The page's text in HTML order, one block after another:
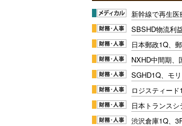
新幹線で再生
SBSHD物流利
日本郵政1Q、
NXHD中間期、
SGHD1Q、モ
ロジスティー
日本トランス
渋沢倉庫1Q、